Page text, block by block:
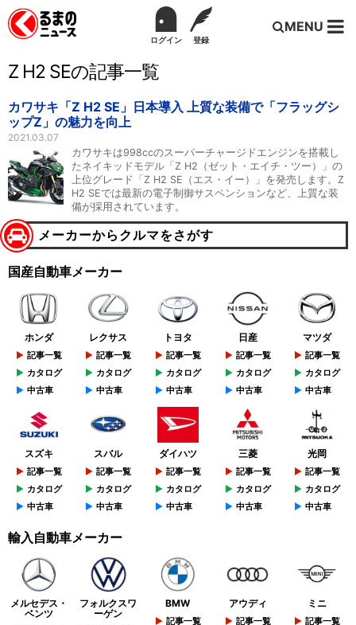
ログイン 登録
MENU
Z H2 SEの記事一覧
カワサキ「Z H2 SE」日本導入 上質な装備で「フラッグシ
ップZ」の魅力を向上
2021.03.07
カワサキは998ccのスーパーチャージドエンジンを搭載し
たネイキッドモデル「Z H2（ゼット・エイチ・ツー）」の
上位グレード「Z H2 SE（エス・イー）」を発売します。Z
H2 SEでは最新の電子制御サスペンションなど、上質な装
備が採用されています。
メーカーからクルマをさがす
国産自動車メーカー
ホンダ
記事一覧
カタログ
中古車
レクサス
記事一覧
カタログ
中古車
トヨタ
記事一覧
カタログ
中古車
日産
記事一覧
カタログ
中古車
マツダ
記事一覧
カタログ
中古車
スズキ
記事一覧
カタログ
中古車
スバル
記事一覧
カタログ
中古車
ダイハツ
記事一覧
カタログ
中古車
三菱
記事一覧
カタログ
中古車
光岡
記事一覧
カタログ
中古車
輸入自動車メーカー
メルセデス・
ベンツ
フォルクスワ
ーゲン
BMW
記事一覧
アウディ
記事一覧
ミニ
記事一覧